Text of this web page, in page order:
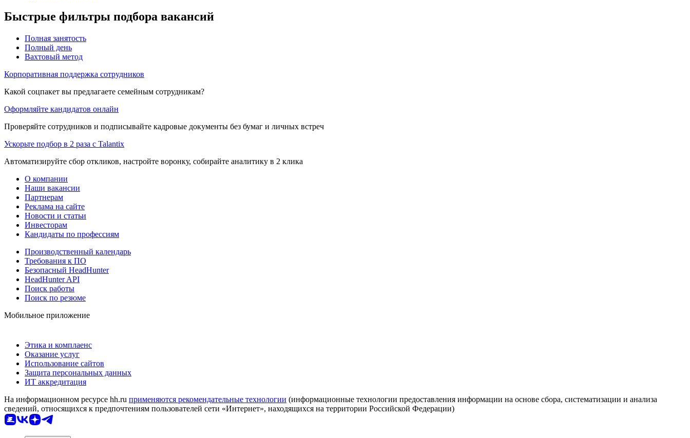
Быстрые фильтры подбора вакансий
Полная занятость
Полный день
Вахтовый метод
Корпоративная поддержка сотрудников
Какой соцпакет вы предлагаете семейным сотрудникам?
Оформляйте кандидатов онлайн
Проверяйте сотрудников и подписывайте кадровые документы без бумаг и личных встреч
Ускорьте подбор в 2 раза с Talantix
Автоматизируйте сбор откликов, настройте воронку, собирайте аналитику в 2 клика
О компании
Наши вакансии
Партнерам
Реклама на сайте
Новости и статьи
Инвесторам
Кандидаты по профессиям
Производственный календарь
Требования к ПО
Безопасный HeadHunter
HeadHunter API
Поиск работы
Поиск по резюме
Мобильное приложение
Этика и комплаенс
Оказание услуг
Использование сайтов
Защита персональных данных
ИТ аккредитация
На информационном ресурсе hh.ru применяются рекомендательные технологии (информационные технологии предоставления информации на основе сбора, систематизации и анализа
сведений, относящихся к предпочтениям пользователей сети «Интернет», находящихся на территории Российской Федерации)